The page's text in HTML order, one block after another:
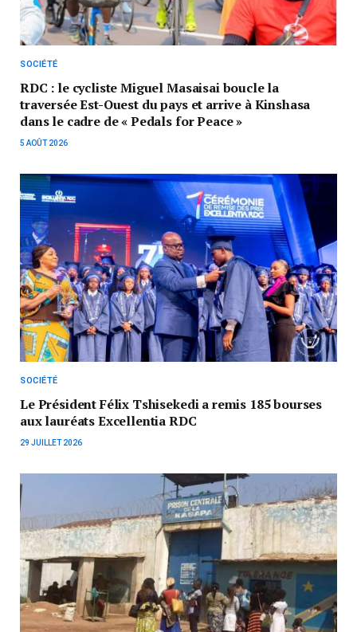
SOCIÉTÉ
RDC : le cycliste Miguel Masaisai boucle la
traversée Est-Ouest du pays et arrive à Kinshasa
dans le cadre de « Pedals for Peace »
5 AOÛT 2026
SOCIÉTÉ
Le Président Félix Tshisekedi a remis 185 bourses
aux lauréats Excellentia RDC
29 JUILLET 2026